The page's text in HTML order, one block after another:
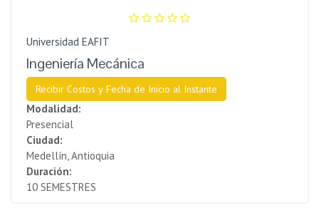
Universidad EAFIT
Ingeniería Mecánica
Recibir Costos y Fecha de Inicio al Instante
Modalidad:
Presencial
Ciudad:
Medellín, Antioquia
Duración:
10 SEMESTRES